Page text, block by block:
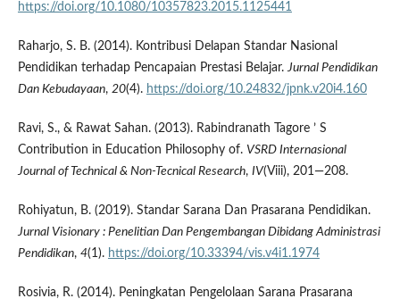
https://doi.org/10.1080/10357823.2015.1125441
Raharjo, S. B. (2014). Kontribusi Delapan Standar Nasional
Pendidikan terhadap Pencapaian Prestasi Belajar.Jurnal Pendidikan
Dan Kebudayaan, 20(4). https://doi.org/10.24832/jpnk.v20i4.160
Ravi, S., & Rawat Sahan. (2013). Rabindranath Tagore ’ S
Contribution in Education Philosophy of. VSRD Internasional
Journal of Technical & Non-Tecnical Research, IV(Viii), 201—208.
Rohiyatun, B. (2019). Standar Sarana Dan Prasarana Pendidikan.
Jurnal Visionary : Penelitian Dan Pengembangan Dibidang Administrasi
Pendidikan, 4(1). https://doi.org/10.33394/vis.v4i1.1974
Rosivia, R. (2014). Peningkatan Pengelolaan Sarana Prasarana